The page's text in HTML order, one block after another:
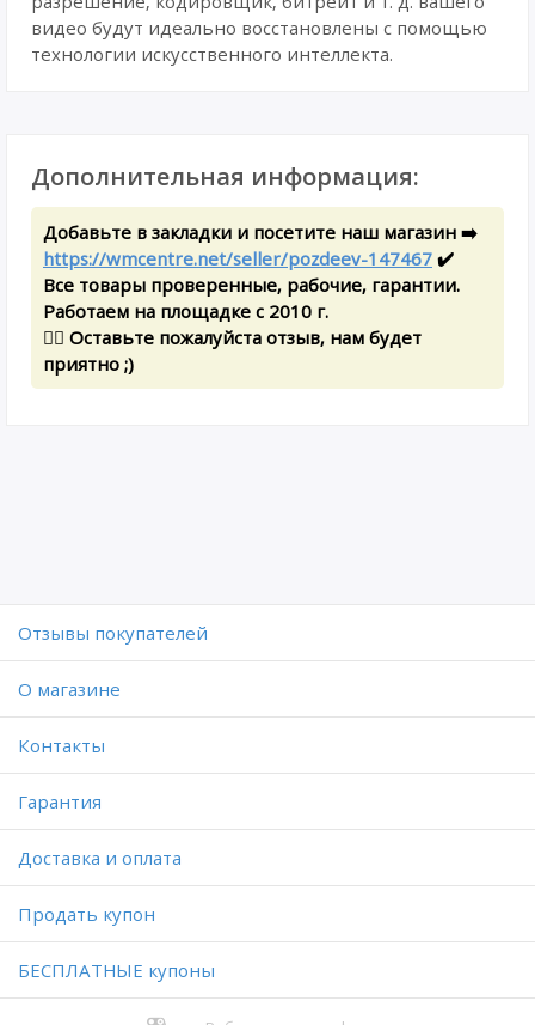
видео будут идеально восстановлены с помощью
технологии искусственного интеллекта.
Дополнительная информация:
Добавьте в закладки и посетите наш магазин ➡️
https://wmcentre.net/seller/pozdeev-147467 ✔️
Все товары проверенные, рабочие, гарантии.
Работаем на площадке с 2010 г.
✍🏻 Оставьте пожалуйста отзыв, нам будет
приятно ;)
Отзывы покупателей
O магазине
Контакты
Гарантия
Доставка и оплата
Продать купон
БЕСПЛАТНЫЕ купоны